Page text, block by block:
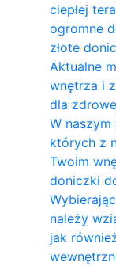
ciepłej
ogromne
złote
Aktualne
wnętrza i
dla
W
których z
Twoim
doniczki
należy
jak